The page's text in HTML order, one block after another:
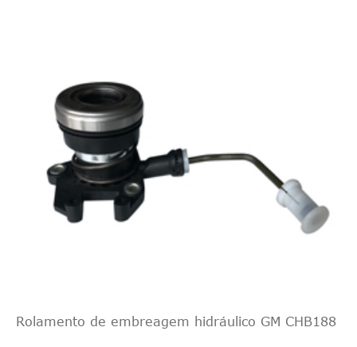
Rolamento de embreagem hidráulico GM CHB188